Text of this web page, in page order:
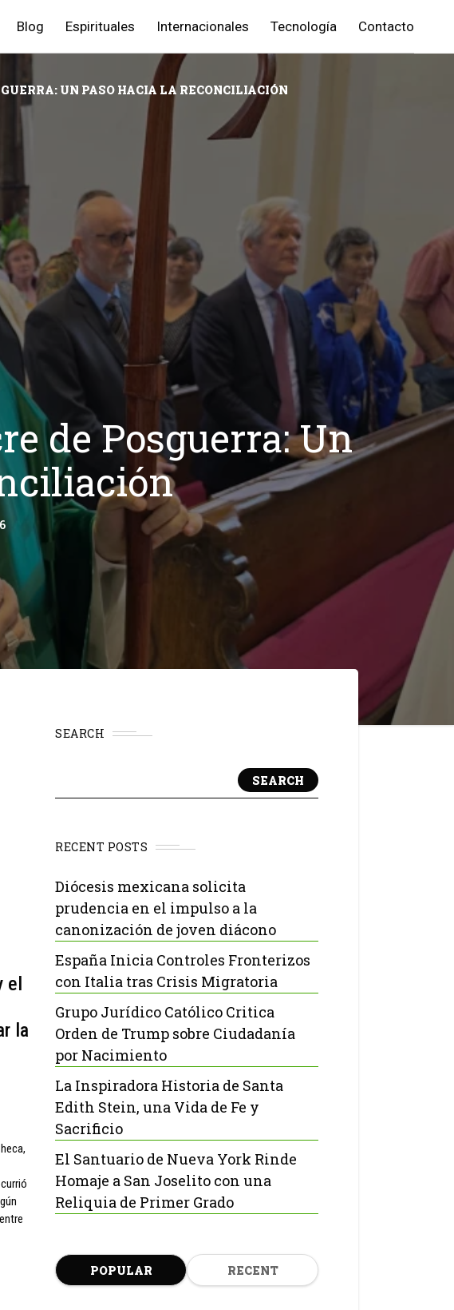
Blog Espirituales Internacionales Tecnología Contacto
UN PASO HACIA LA RECONCILIACIÓN
de Posguerra: Un
la
SEARCH
SEARCH
RECENT POSTS
Diócesis mexicana solicita
prudencia en el impulso a la
canonización de joven diácono
España Inicia Controles Fronterizos
con Italia tras Crisis Migratoria
Grupo Jurídico Católico Critica
Orden de Trump sobre Ciudadanía
por Nacimiento
La Inspiradora Historia de Santa
Edith Stein, una Vida de Fe y
Sacrificio
El Santuario de Nueva York Rinde
Homaje a San Joselito con una
Reliquia de Primer Grado
POPULAR RECENT